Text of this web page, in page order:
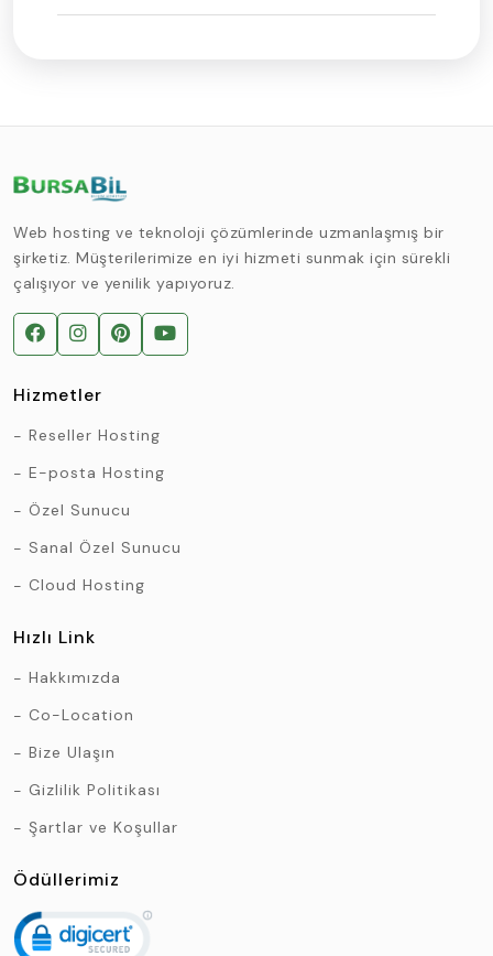
Web hosting ve teknoloji çözümlerinde uzmanlaşmış bir
şirketiz. Müşterilerimize en iyi hizmeti sunmak için sürekli
çalışıyor ve yenilik yapıyoruz.
Hizmetler
Reseller Hosting
E-posta Hosting
Özel Sunucu
Sanal Özel Sunucu
Cloud Hosting
Hızlı Link
Hakkımızda
Co-Location
Bize Ulaşın
Gizlilik Politikası
Şartlar ve Koşullar
Ödüllerimiz